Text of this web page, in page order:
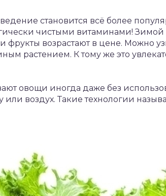
становится всё более
чистыми витаминами!
фрукты возрастают в цене. Можно
растением. К тому же это
овощи иногда даже без
воздух. Такие технологии